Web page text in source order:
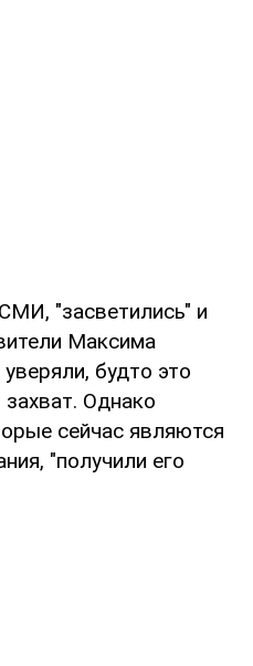
"засветились" и
Максима
будто это
Однако
сейчас являются
"получили его